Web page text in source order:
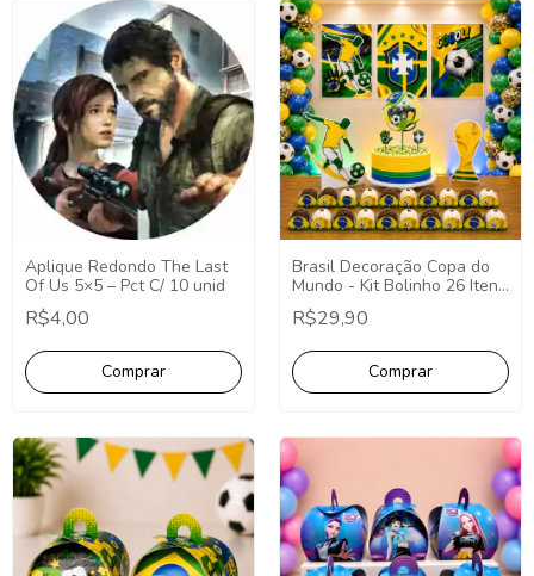
Aplique Redondo The Last
Of Us 5×5 – Pct C/ 10 unid
R$4,00
Brasil Decoração Copa do
Mundo - Kit Bolinho 26 Itens
(P)
R$29,90